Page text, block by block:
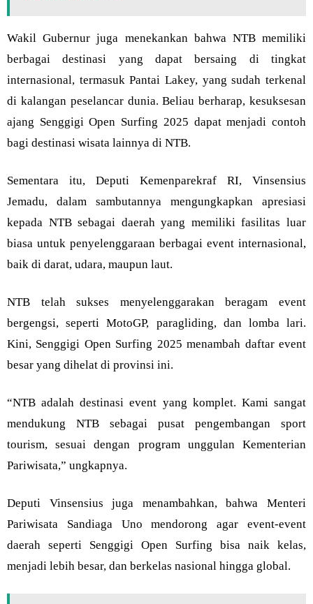
Wakil Gubernur juga menekankan bahwa NTB memiliki
berbagai destinasi yang dapat bersaing di tingkat
internasional, termasuk Pantai Lakey, yang sudah terkenal
di kalangan peselancar dunia. Beliau berharap, kesuksesan
ajang Senggigi Open Surfing 2025 dapat menjadi contoh
bagi destinasi wisata lainnya di NTB.
Sementara itu, Deputi Kemenparekraf RI, Vinsensius
Jemadu, dalam sambutannya mengungkapkan apresiasi
kepada NTB sebagai daerah yang memiliki fasilitas luar
biasa untuk penyelenggaraan berbagai event internasional,
baik di darat, udara, maupun laut.
NTB telah sukses menyelenggarakan beragam event
bergengsi, seperti MotoGP, paragliding, dan lomba lari.
Kini, Senggigi Open Surfing 2025 menambah daftar event
besar yang dihelat di provinsi ini.
“NTB adalah destinasi event yang komplet. Kami sangat
mendukung NTB sebagai pusat pengembangan sport
tourism, sesuai dengan program unggulan Kementerian
Pariwisata,” ungkapnya.
Deputi Vinsensius juga menambahkan, bahwa Menteri
Pariwisata Sandiaga Uno mendorong agar event-event
daerah seperti Senggigi Open Surfing bisa naik kelas,
menjadi lebih besar, dan berkelas nasional hingga global.